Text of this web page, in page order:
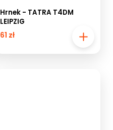
Hrnek - TATRA T4DM
LEIPZIG
61 zł